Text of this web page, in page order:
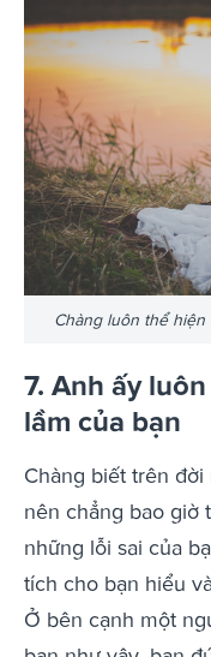
Chàng luôn thể
7. Anh ấy
lầm của bạn
Chàng biết trên đời
nên chẳng bao giờ
những lỗi sai của
tích cho bạn hiểu
Ở bên cạnh một